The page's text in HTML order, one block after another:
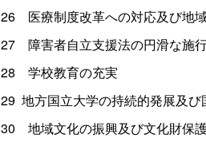
26 医療制度改革への対応及び地
27 障害者自立支援法の円滑な施
28 学校教育の充実
29 地方国立大学の持続的発展及
30 地域文化の振興及び文化財保